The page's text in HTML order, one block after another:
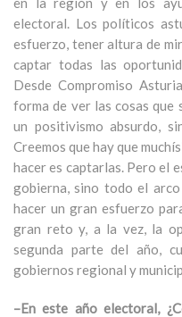
electoral. Los políticos
esfuerzo, tener altura de
captar todas las
Desde Compromiso
forma de ver las cosas que
un positivismo absurdo,
Creemos que hay que
hacer es captarlas. Pero el
gobierna, sino todo el
hacer un gran esfuerzo
gran reto y, a la vez, la
segunda parte del año,
gobiernos regional y
–En este año electoral,